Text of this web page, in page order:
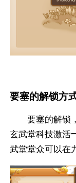
要塞的解锁方
要塞的解锁
玄武堂科技激活
武堂堂众可以在